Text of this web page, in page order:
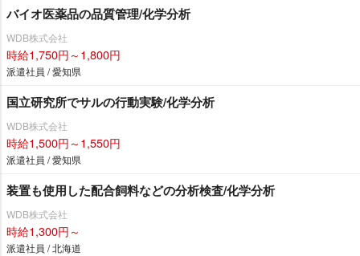
バイオ医薬品の品質管理/化学分析
WDB株式会社
時給1,750円～1,800円
派遣社員 / 愛知県
国立研究所でサルの行動実験/化学分析
WDB株式会社
時給1,500円～1,550円
派遣社員 / 愛知県
装置も使用した配合飼料などの分析検査/化学分析
WDB株式会社
時給1,300円～
派遣社員 / 北海道